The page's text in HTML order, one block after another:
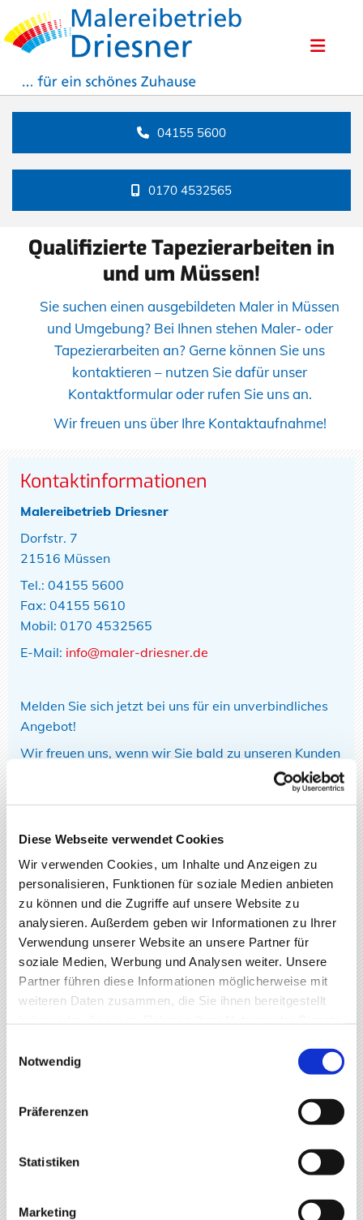
Diese Webseite verwendet Cookies
Wir verwenden Cookies, um Inhalte und Anzeigen zu
personalisieren, Funktionen für soziale Medien anbieten
zu können und die Zugriffe auf unsere Website zu
analysieren. Außerdem geben wir Informationen zu Ihrer
Verwendung unserer Website an unsere Partner für
soziale Medien, Werbung und Analysen weiter. Unsere
Partner führen diese Informationen möglicherweise mit
weiteren Daten zusammen, die Sie ihnen bereitgestellt
Notwendig
Präferenzen
Statistiken
Marketing
04155 5600
0170 4532565
Qualifizierte Tapezierarbeiten in
und um Müssen!
Sie suchen einen ausgebildeten Maler in Müssen
und Umgebung? Bei Ihnen stehen Maler- oder
Tapezierarbeiten an? Gerne können Sie uns
kontaktieren – nutzen Sie dafür unser
Kontaktformular oder rufen Sie uns an.
Wir freuen uns über Ihre Kontaktaufnahme!
Kontaktinformationen
Malereibetrieb Driesner
Dorfstr. 7
21516 Müssen
Tel.: 04155 5600
Fax: 04155 5610
Mobil: 0170 4532565
E-Mail: info@maler-driesner.de
Melden Sie sich jetzt bei uns für ein unverbindliches
Angebot!
Wir freuen uns, wenn wir Sie bald zu unseren Kunden
Name*
Telefon
E-Mail*
Malerarbeiten Innen